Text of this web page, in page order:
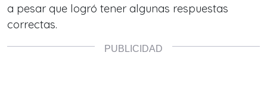
a pesar que logró tener algunas respuestas
correctas.